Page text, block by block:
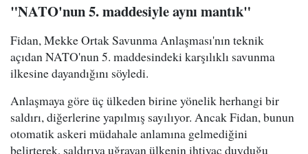
"NATO'nun 5. maddesiyle aynı mantık"
Fidan, Mekke Ortak Savunma Anlaşması'nın teknik
açıdan NATO'nun 5. maddesindeki karşılıklı savunma
ilkesine dayandığını söyledi.
Anlaşmaya göre üç ülkeden birine yönelik herhangi bir
saldırı, diğerlerine yapılmış sayılıyor. Ancak Fidan, bunun
otomatik askeri müdahale anlamına gelmediğini
belirterek, saldırıya uğrayan ülkenin ihtiyaç duyduğu